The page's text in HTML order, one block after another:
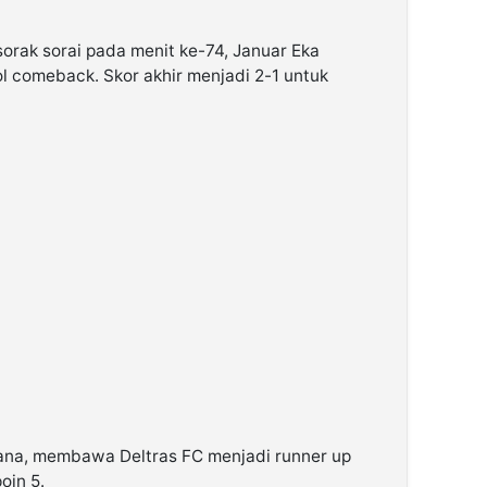
sorai pada menit ke-74, Januar Eka
comeback. Skor akhir menjadi 2-1 untuk
membawa Deltras FC menjadi runner up
5.